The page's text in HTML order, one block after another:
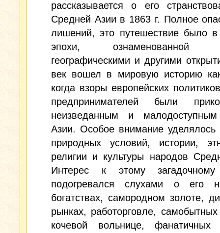
рассказывается о его
Средней Азии в 1863 г. Полное
лишений, это путешествие было в
эпохи, ознаменованной
географическими и другими
век вошел в мировую историю
когда взоры европейских
предпринимателей были
неизведанным и
Азии. Особое внимание уделялось
природных условий, истории,
религии и культуры народов
Интерес к этому загадочному
подогревался слухами о его
богатствах, самородном золоте,
рынках, работорговле,
кочевой вольнице, фанатичных